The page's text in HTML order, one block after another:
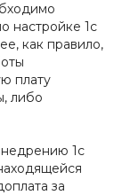
настройке 1с
как правило,
плату
либо
1с
за